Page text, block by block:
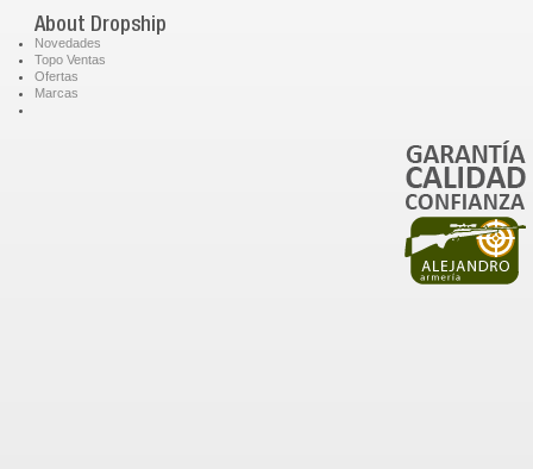
About Dropship
Novedades
Topo Ventas
Ofertas
Marcas